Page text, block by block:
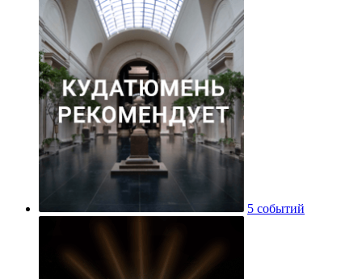
5 событий